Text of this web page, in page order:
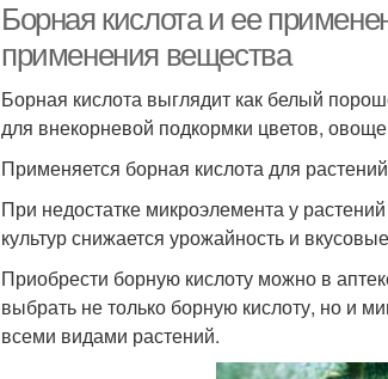
Борная кислота и ее
применения вещества
Борная кислота выглядит как белый
для внекорневой подкормки цветов,
Применяется борная кислота для
При недостатке микроэлемента у
культур снижается урожайность и
Приобрести борную кислоту можно в
выбрать не только борную кислоту, но и
всеми видами растений.